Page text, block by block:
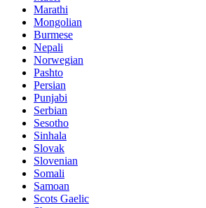
Marathi
Mongolian
Burmese
Nepali
Norwegian
Pashto
Persian
Punjabi
Serbian
Sesotho
Sinhala
Slovak
Slovenian
Somali
Samoan
Scots Gaelic